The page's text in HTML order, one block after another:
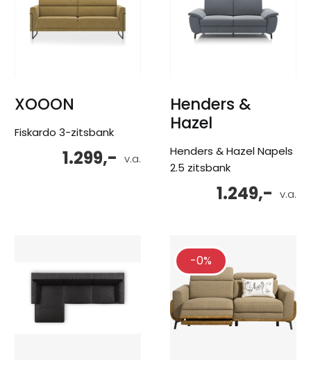
XOOON
Fiskardo 3-zitsbank
v.a.
1.299,-
Henders &
Hazel
Henders & Hazel Napels
2.5 zitsbank
v.a.
1.249,-
-0%